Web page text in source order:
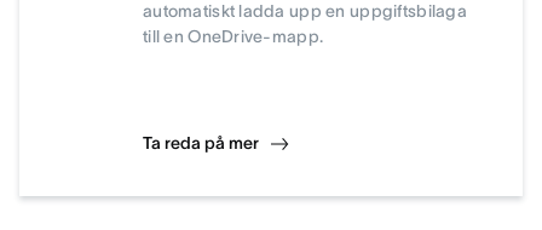
automatiskt ladda upp en uppgiftsbilaga
till en OneDrive-mapp.
Ta reda på mer